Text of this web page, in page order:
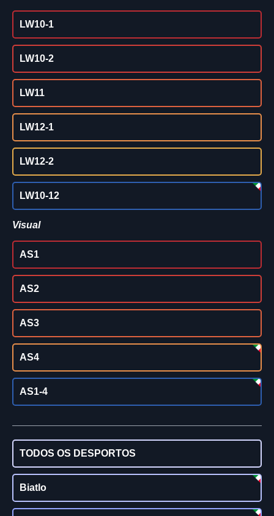
LW10-1
LW10-2
LW11
LW12-1
LW12-2
LW10-12
Visual
AS1
AS2
AS3
AS4
AS1-4
TODOS OS DESPORTOS
Biatlo